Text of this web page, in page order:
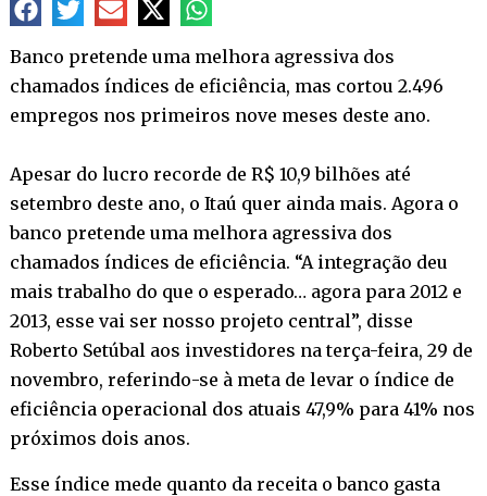
Banco pretende uma melhora agressiva dos
chamados índices de eficiência, mas cortou 2.496
empregos nos primeiros nove meses deste ano.
Apesar do lucro recorde de R$ 10,9 bilhões até
setembro deste ano, o Itaú quer ainda mais. Agora o
banco pretende uma melhora agressiva dos
chamados índices de eficiência. “A integração deu
mais trabalho do que o esperado… agora para 2012 e
2013, esse vai ser nosso projeto central”, disse
Roberto Setúbal aos investidores na terça-feira, 29 de
novembro, referindo-se à meta de levar o índice de
eficiência operacional dos atuais 47,9% para 41% nos
próximos dois anos.
Esse índice mede quanto da receita o banco gasta